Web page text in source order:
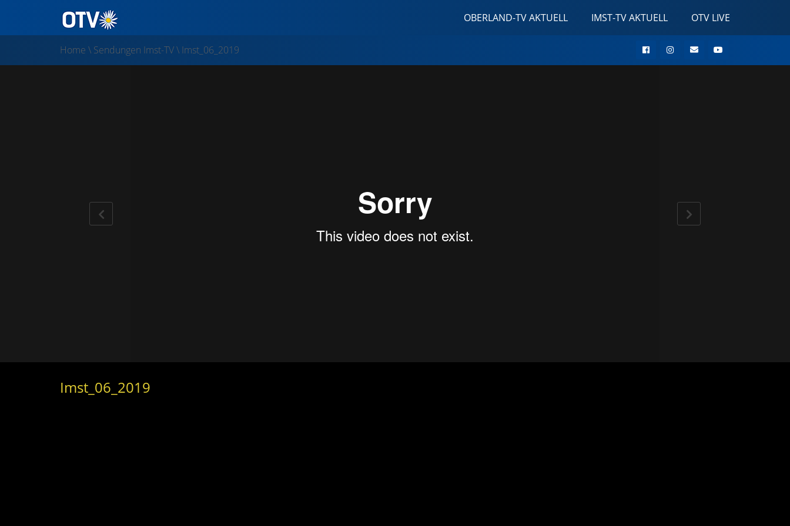
OBERLAND-TV AKTUELL IMST-TV AKTUELL OTV LIVE
Home \ Sendungen Imst-TV\ Imst_06_2019
Imst_06_2019